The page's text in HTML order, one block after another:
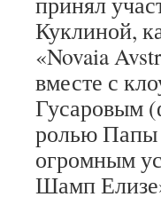
Куклиной,
«Novaia
вместе с
Гусаровым
ролью Папы
огромным
Шамп